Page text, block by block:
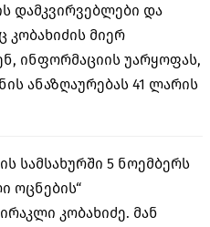
დამკვირვებლები და
კობახიძის მიერ
ინფორმაციის უარყოფას,
ანაზღაურებას 41 ლარის
სამსახურში 5 ნოემბერს
ოცნების“
კობახიძე. მან